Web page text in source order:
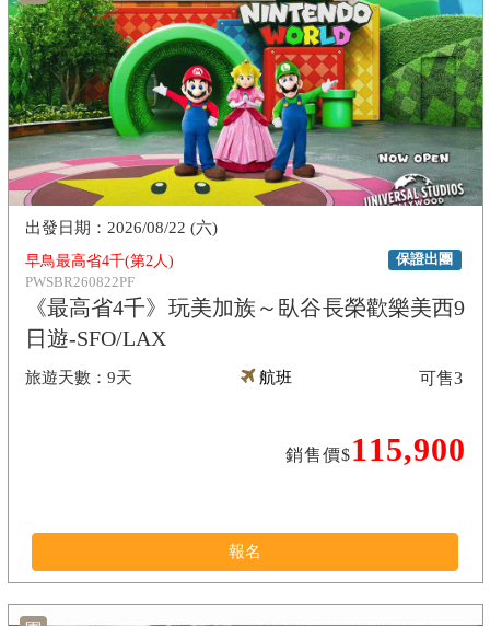
早鳥最高省4千(第2人)
PWSBR260822PF
《最高省4千》玩美加族～臥谷長榮歡樂美西9
日遊-SFO/LAX
保證出團
9天
2026/08/22 (六)
航班
銷售價$115,900
可售3
報名